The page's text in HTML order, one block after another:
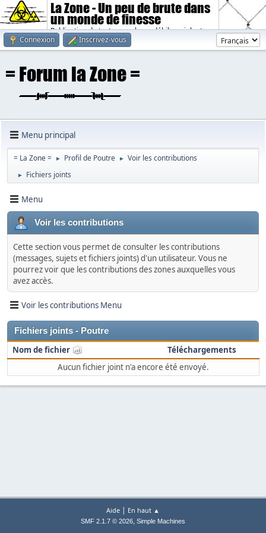
La Zone - Un peu de brute dans
un monde de finesse
Publication de textes sombres, débiles, violents.
Connexion
Inscrivez-vous
Menu principal
= La Zone = ► Profil de Poutre ► Voir les contributions
► Fichiers joints
Menu
Voir les contributions
Cette section vous permet de consulter les contributions
(messages, sujets et fichiers joints) d'un utilisateur. Vous ne
pourrez voir que les contributions des zones auxquelles vous
avez accès.
Voir les contributions Menu
Fichiers joints - Poutre
Nom de fichier
Téléchargements
Aucun fichier joint n'a encore été envoyé.
Aide | En haut ▲
SMF 2.1.7 © 2026, Simple Machines